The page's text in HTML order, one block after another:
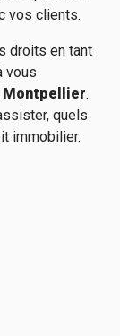
vos clients.
droits en tant
vous
Montpellier.
quels
immobilier.